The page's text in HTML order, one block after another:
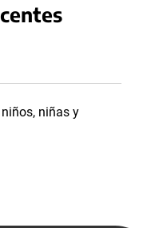
niñas y